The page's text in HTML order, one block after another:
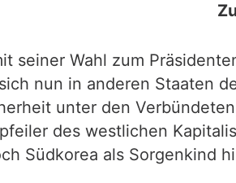
seiner Wahl zum
nun in anderen Staaten
unter den
des westlichen
Südkorea als Sorgenkind